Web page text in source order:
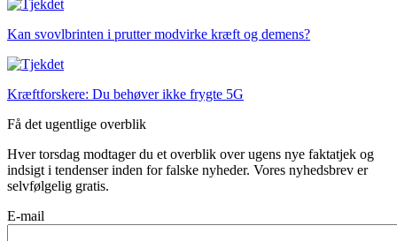
Kan svovlbrinten i prutter modvirke kræft og demens?
Kræftforskere: Du behøver ikke frygte 5G
Få det ugentlige overblik
Hver torsdag modtager du et overblik over ugens nye faktatjek og
indsigt i tendenser inden for falske nyheder. Vores nyhedsbrev er
selvfølgelig gratis.
E-mail